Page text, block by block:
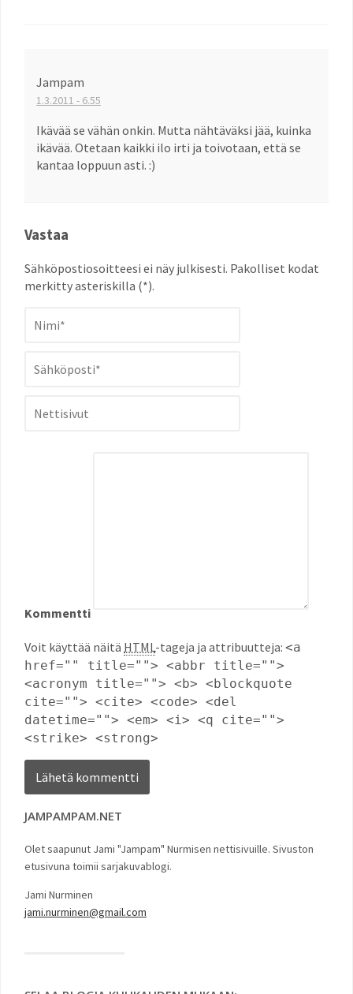
Jampam
1.3.2011 - 6.55
Ikävää se vähän onkin. Mutta nähtäväksi jää, kuinka
ikävää. Otetaan kaikki ilo irti ja toivotaan, että se
kantaa loppuun asti. :)
Vastaa
Sähköpostiosoitteesi ei näy julkisesti. Pakolliset kodat
merkitty asteriskilla (*).
Kommentti
Voit käyttää näitä HTML-tageja ja attribuutteja: <a
href="" title=""> <abbr title="">
<acronym title=""> <b> <blockquote
cite=""> <cite> <code> <del
datetime=""> <em> <i> <q cite="">
<strike> <strong>
JAMPAMPAM.NET
Olet saapunut Jami "Jampam" Nurmisen nettisivuille. Sivuston
etusivuna toimii sarjakuvablogi.
Jami Nurminen
jami.nurminen@gmail.com